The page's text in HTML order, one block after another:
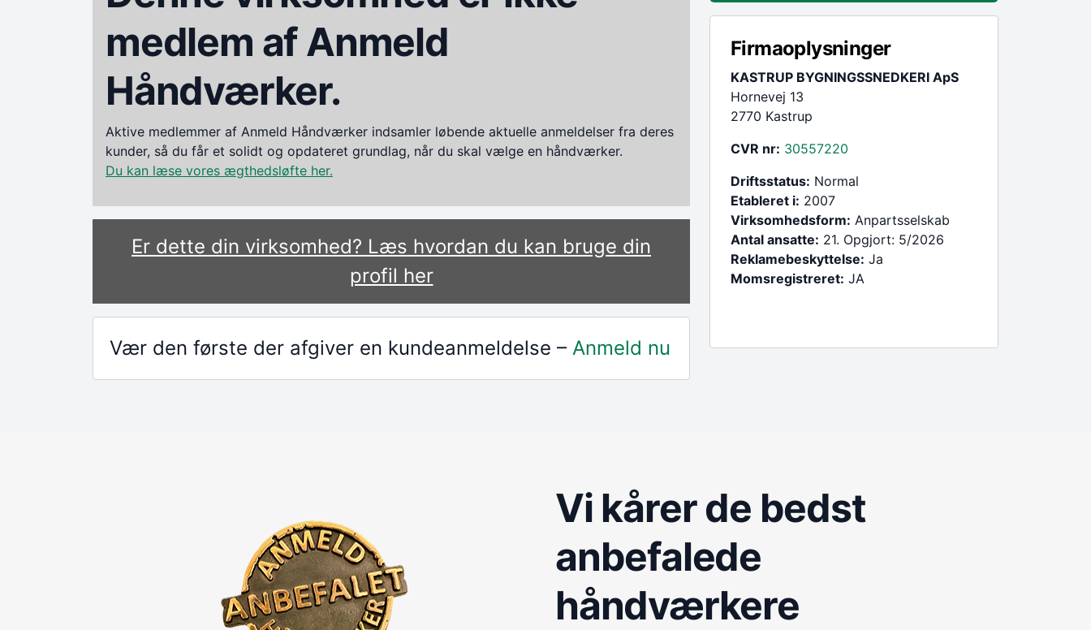
medlem af Anmeld
Håndværker.
Aktive medlemmer af Anmeld Håndværker indsamler løbende aktuelle anmeldelser fra deres
kunder, så du får et solidt og opdateret grundlag, når du skal vælge en håndværker.
Du kan læse vores ægthedsløfte her.
Er dette din virksomhed? Læs hvordan du kan bruge din
profil her
Vær den første der afgiver en kundeanmeldelse – Anmeld nu
Firmaoplysninger
KASTRUP BYGNINGSSNEDKERI ApS
Hornevej 13
2770 Kastrup
CVR nr: 30557220
Driftsstatus: Normal
Etableret i: 2007
Virksomhedsform: Anpartsselskab
Antal ansatte: 21. Opgjort: 5/2026
Reklamebeskyttelse: Ja
Momsregistreret: JA
Vi kårer de bedst
anbefalede
håndværkere